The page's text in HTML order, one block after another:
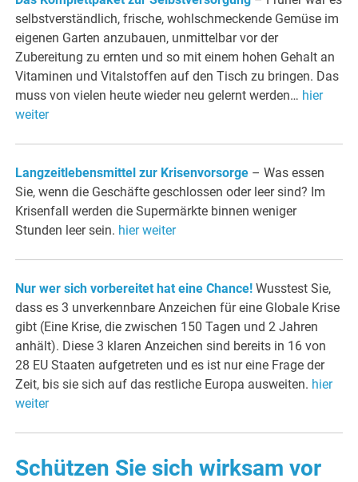
selbstverständlich, frische, wohlschmeckende Gemüse im
eigenen Garten anzubauen, unmittelbar vor der
Zubereitung zu ernten und so mit einem hohen Gehalt an
Vitaminen und Vitalstoffen auf den Tisch zu bringen. Das
muss von vielen heute wieder neu gelernt werden… hier
weiter
Langzeitlebensmittel zur Krisenvorsorge – Was essen
Sie, wenn die Geschäfte geschlossen oder leer sind? Im
Krisenfall werden die Supermärkte binnen weniger
Stunden leer sein. hier weiter
Nur wer sich vorbereitet hat eine Chance! Wusstest Sie,
dass es 3 unverkennbare Anzeichen für eine Globale Krise
gibt (Eine Krise, die zwischen 150 Tagen und 2 Jahren
anhält). Diese 3 klaren Anzeichen sind bereits in 16 von
28 EU Staaten aufgetreten und es ist nur eine Frage der
Zeit, bis sie sich auf das restliche Europa ausweiten. hier
weiter
Schützen Sie sich wirksam vor